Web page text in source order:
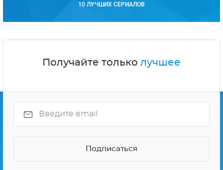
10 ЛУЧШИХ СЕРИАЛОВ
Получайте только лучшее